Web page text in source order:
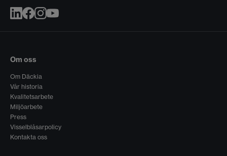
Om oss
Om Däckia
Vår historia
Kvalitetsarbete
Miljöarbete
Press
Visselblåsarpolicy
Kontakta oss